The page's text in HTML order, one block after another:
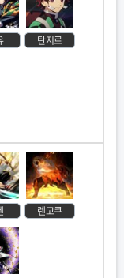
탄지로
렌고쿠